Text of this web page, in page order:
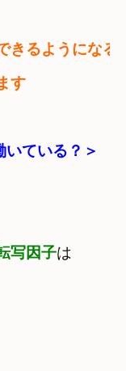
きるようになる
す
ている？＞
写因子は